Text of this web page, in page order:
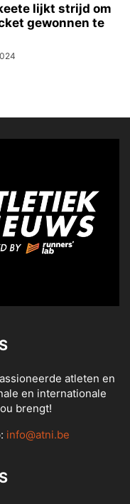
lijkt strijd om
gewonnen te
atleten en
en internationale
brengt!
info@atni.be